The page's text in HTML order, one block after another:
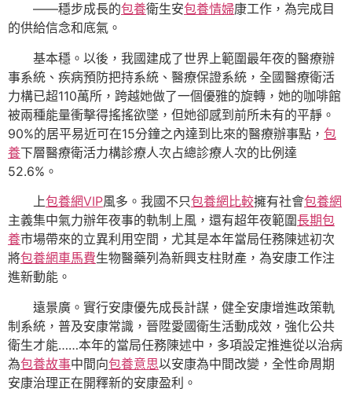
——穩步成長的包養衛生安包養情婦康工作，為完成目
的供給信念和底氣。
基本穩。以後，我國建成了世界上範圍最年夜的醫療辦
事系統、疾病預防把持系統、醫療保證系統，全國醫療衛活
力構已超110萬所，跨越她做了一個優雅的旋轉，她的咖啡館
被兩種能量衝擊得搖搖欲墜，但她卻感到前所未有的平靜。
90%的居平易近可在15分鐘之內達到比來的醫療辦事點， 包
養下層醫療衛活力構診療人次占總診療人次的比例達
52.6%。
上包養網VIP風多。我國不只包養網比較擁有社會包養網
主義集中氣力辦年夜事的軌制上風，還有超年夜範圍長期包
養市場帶來的立異利用空間，尤其是本年當局任務陳述初次
將包養網車馬費生物醫藥列為新興支柱財產，為安康工作注
進新動能。
遠景廣。實行安康優先成長計謀，健全安康增進政策軌
制系統，普及安康常識，晉陞愛國衛生活動成效，強化公共
衛生才能……本年的當局任務陳述中，多項設定推進從以治病
為包養故事中間向包養意思以安康為中間改變，全性命周期
安康治理正在開釋新的安康盈利。